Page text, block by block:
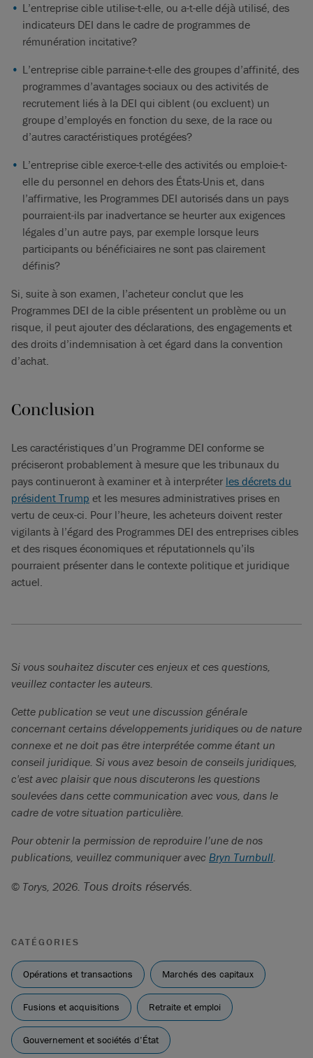
L’entreprise cible utilise-t-elle, ou a-t-elle déjà utilisé, des
indicateurs DEI dans le cadre de programmes de
rémunération incitative?
L’entreprise cible parraine-t-elle des groupes d’affinité, des
programmes d’avantages sociaux ou des activités de
recrutement liés à la DEI qui ciblent (ou excluent) un
groupe d’employés en fonction du sexe, de la race ou
d’autres caractéristiques protégées?
L’entreprise cible exerce-t-elle des activités ou emploie-t-
elle du personnel en dehors des États-Unis et, dans
l’affirmative, les Programmes DEI autorisés dans un pays
pourraient-ils par inadvertance se heurter aux exigences
légales d’un autre pays, par exemple lorsque leurs
participants ou bénéficiaires ne sont pas clairement
définis?
Si, suite à son examen, l’acheteur conclut que les
Programmes DEI de la cible présentent un problème ou un
risque, il peut ajouter des déclarations, des engagements et
des droits d’indemnisation à cet égard dans la convention
d’achat.
Conclusion
Les caractéristiques d’un Programme DEI conforme se
préciseront probablement à mesure que les tribunaux du
pays continueront à examiner et à interpréter les décrets du
président Trump et les mesures administratives prises en
vertu de ceux-ci. Pour l’heure, les acheteurs doivent rester
vigilants à l’égard des Programmes DEI des entreprises cibles
et des risques économiques et réputationnels qu’ils
pourraient présenter dans le contexte politique et juridique
actuel.
Si vous souhaitez discuter ces enjeux et ces questions,
veuillez contacter les auteurs.
Cette publication se veut une discussion générale
concernant certains développements juridiques ou de nature
connexe et ne doit pas être interprétée comme étant un
conseil juridique. Si vous avez besoin de conseils juridiques,
c'est avec plaisir que nous discuterons les questions
soulevées dans cette communication avec vous, dans le
cadre de votre situation particulière.
Pour obtenir la permission de reproduire l’une de nos
publications, veuillez communiquer avec Bryn Turnbull.
© Torys, 2026. Tous droits réservés.
CATÉGORIES
Opérations et transactions Marchés des capitaux
Fusions et acquisitions Retraite et emploi
Gouvernement et sociétés d’État